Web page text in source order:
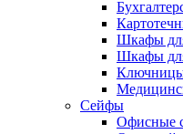
Шкафы
Шкафы
Сейфы
Офисные